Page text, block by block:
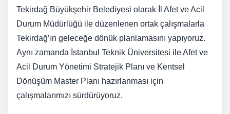
Tekirdağ Büyükşehir Belediyesi olarak İl Afet ve Acil
Durum Müdürlüğü ile düzenlenen ortak çalışmalarla
Tekirdağ’ın geleceğe dönük planlamasını yapıyoruz.
Aynı zamanda İstanbul Teknik Üniversitesi ile Afet ve
Acil Durum Yönetimi Stratejik Planı ve Kentsel
Dönüşüm Master Planı hazırlanması için
çalışmalarımızı sürdürüyoruz.